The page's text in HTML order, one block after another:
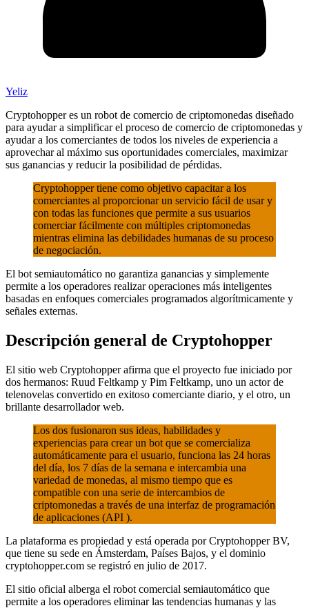
Yeliz
Cryptohopperes un robot de comercio de criptomonedas diseñado
para ayudar a simplificar el proceso de comercio de criptomonedas y
ayudar a los comerciantes de todos los niveles de experiencia a
aprovechar al máximo sus oportunidades comerciales, maximizar
sus ganancias y reducir la posibilidad de pérdidas.
Cryptohopper tiene como objetivo capacitar a los
comerciantes al proporcionar un servicio fácil de usar y
con todas las funciones que permite a sus usuarios
comerciar fácilmente con múltiples criptomonedas
mientras elimina las debilidades humanas de su proceso
de negociación.
El bot semiautomático no garantiza ganancias y simplemente
permite a los operadores realizar operaciones más inteligentes
basadas en enfoques comerciales programados algorítmicamente y
señales externas.
Descripción general de Cryptohopper
El sitio web Cryptohopper afirma que el proyecto fue iniciado por
dos hermanos: Ruud Feltkamp y Pim Feltkamp, ​​uno un actor de
telenovelas convertido en exitoso comerciante diario, y el otro, un
brillante desarrollador web.
Los dos fusionaron sus ideas, habilidades y
experiencias para crear un bot que se comercializa
automáticamente para el usuario, funciona las 24 horas
del día, los 7 días de la semana e intercambia una
variedad de monedas, al mismo tiempo que es
compatible con una serie de intercambios de
criptomonedas a través de una interfaz de programación
de aplicaciones (API ).
La plataforma es propiedad y está operada por Cryptohopper BV,
que tiene su sede en Ámsterdam, Países Bajos, y el dominio
cryptohopper.com se registró en julio de 2017.
El sitio oficial alberga el robot comercial semiautomático que
permite a los operadores eliminar las tendencias humanas y las